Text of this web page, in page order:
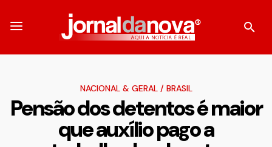
NACIONAL & GERAL/ BRASIL
Pensão dos detentos é maior
que auxílio pago a